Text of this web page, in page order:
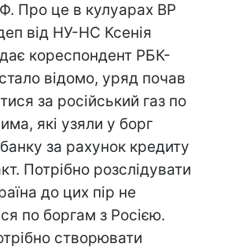
Про це в кулуарах ВР
від НУ-НС Ксенія
кореспондент РБК-
відомо, уряд почав
за російський газ по
які узяли у борг
за рахунок кредиту
Потрібно розслідувати
до цих пір не
по боргам з Росією.
створювати